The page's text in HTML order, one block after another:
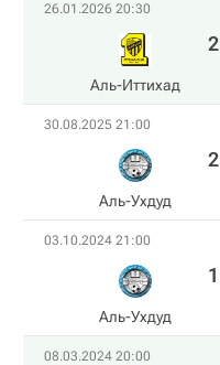
26.01.2026 20:30
Аль-Иттихад
2
30.08.2025 21:00
Аль-Ухдуд
2
03.10.2024 21:00
Аль-Ухдуд
1
08.03.2024 20:00